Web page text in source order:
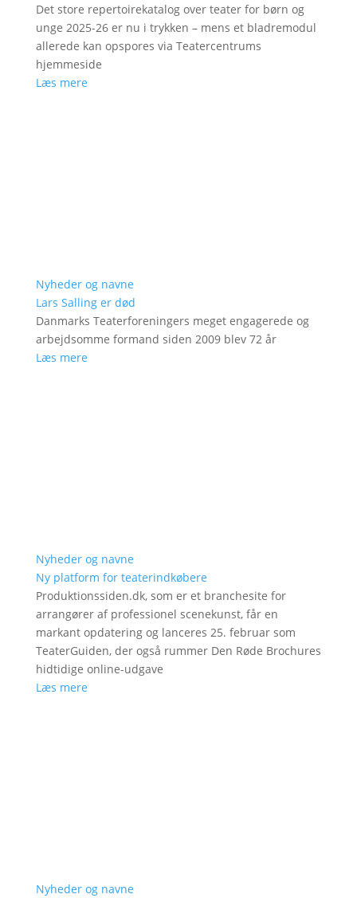
Det store repertoirekatalog over teater for børn og
unge 2025-26 er nu i trykken – mens et bladremodul
allerede kan opspores via Teatercentrums
hjemmeside
Læs mere
Nyheder og navne
Lars Salling er død
Danmarks Teaterforeningers meget engagerede og
arbejdsomme formand siden 2009 blev 72 år
Læs mere
Nyheder og navne
Ny platform for teaterindkøbere
Produktionssiden.dk, som er et branchesite for
arrangører af professionel scenekunst, får en
markant opdatering og lanceres 25. februar som
TeaterGuiden, der også rummer Den Røde Brochures
hidtidige online-udgave
Læs mere
Nyheder og navne